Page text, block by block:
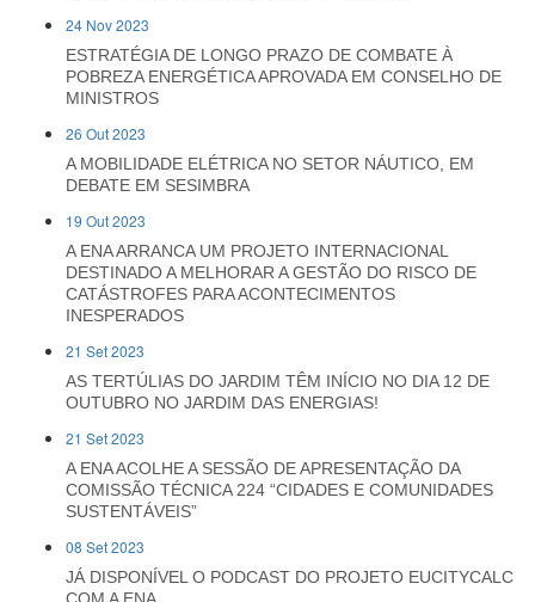
24 Nov 2023
ESTRATÉGIA DE LONGO PRAZO DE COMBATE À
POBREZA ENERGÉTICA APROVADA EM CONSELHO DE
MINISTROS
26 Out 2023
A MOBILIDADE ELÉTRICA NO SETOR NÁUTICO, EM
DEBATE EM SESIMBRA
19 Out 2023
A ENA ARRANCA UM PROJETO INTERNACIONAL
DESTINADO A MELHORAR A GESTÃO DO RISCO DE
CATÁSTROFES PARA ACONTECIMENTOS
INESPERADOS
21 Set 2023
AS TERTÚLIAS DO JARDIM TÊM INÍCIO NO DIA 12 DE
OUTUBRO NO JARDIM DAS ENERGIAS!
21 Set 2023
A ENA ACOLHE A SESSÃO DE APRESENTAÇÃO DA
COMISSÃO TÉCNICA 224 “CIDADES E COMUNIDADES
SUSTENTÁVEIS”
08 Set 2023
JÁ DISPONÍVEL O PODCAST DO PROJETO EUCITYCALC